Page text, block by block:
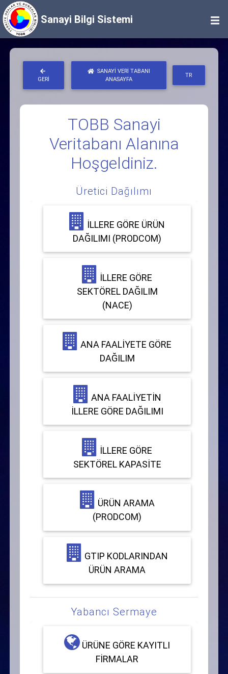
Sanayi Bilgi Sistemi
GERI
SANAYI VERI TABANI
ANASAYFA
TR
TOBB Sanayi
Veritabanı Alanına
Hoşgeldiniz.
Üretici Dağılımı
İLLERE GÖRE ÜRÜN
DAĞILIMI (PRODCOM)
İLLERE GÖRE
SEKTÖREL DAĞILIM
(NACE)
ANA FAALIYETE GÖRE
DAĞILIM
ANA FAALIYETIN
İLLERE GÖRE DAĞILIMI
İLLERE GÖRE
SEKTÖREL KAPASITE
ÜRÜN ARAMA
(PRODCOM)
GTIP KODLARINDAN
ÜRÜN ARAMA
Yabancı Sermaye
ÜRÜNE GÖRE KAYITLI
FIRMALAR